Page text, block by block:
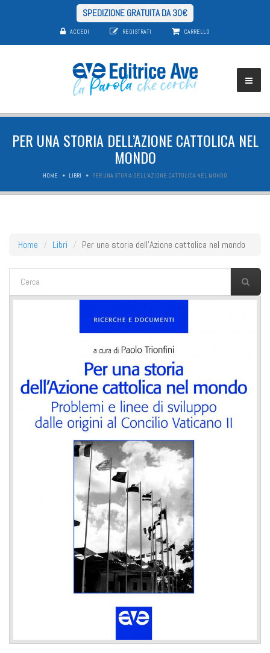
SPEDIZIONE GRATUITA DA 30€
ACCEDI REGISTRATI CARRELLO
PER UNA STORIA DELL’AZIONE CATTOLICA NEL
MONDO
HOME LIBRI PER UNA STORIA DELL’AZIONE CATTOLICA NEL MONDO
Home Libri Per una storia dell’Azione cattolica nel mondo
FORM DI RICERCA